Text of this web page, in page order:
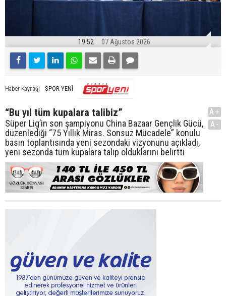
19:52 07 Ağustos 2026
Haber Kaynağı SPOR YENİ
“Bu yıl tüm kupalara talibiz”
Süper Lig’in son şampiyonu China Bazaar Gençlik Gücü,
düzenlediği “75 Yıllık Miras. Sonsuz Mücadele” konulu
basın toplantısında yeni sezondaki vizyonunu açıkladı,
yeni sezonda tüm kupalara talip olduklarını belirtti
A+
A-